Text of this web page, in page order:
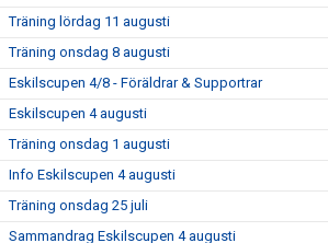
Träning lördag 11 augusti
Träning onsdag 8 augusti
Eskilscupen 4/8 - Föräldrar & Supportrar
Eskilscupen 4 augusti
Träning onsdag 1 augusti
Info Eskilscupen 4 augusti
Träning onsdag 25 juli
Sammandrag Eskilscupen 4 augusti